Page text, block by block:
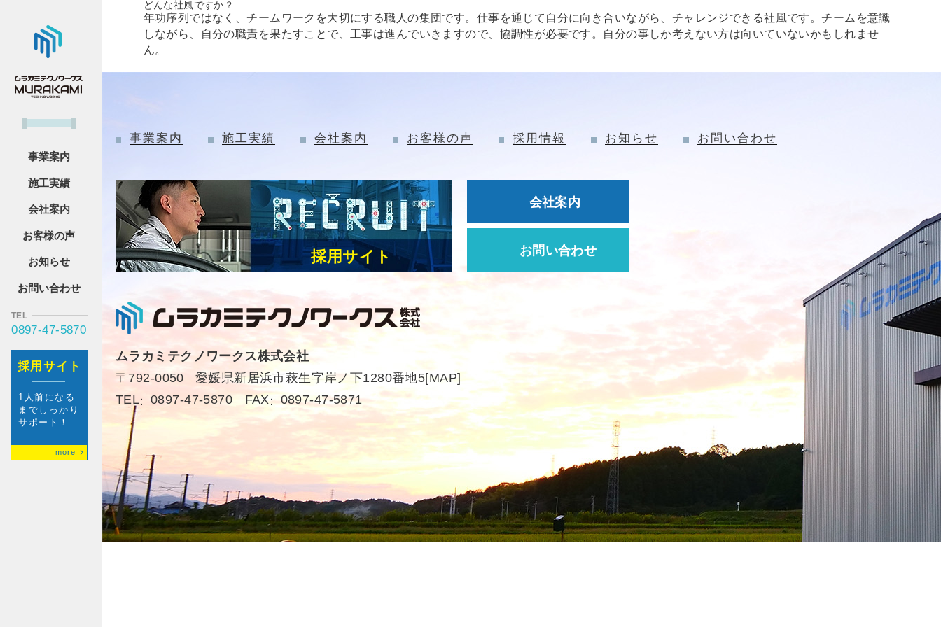
事業案内
施工実績
会社案内
お客様の声
お知らせ
お問い合わせ
TEL
0897-47-5870
採用サイト
1人前になる
までしっかり
サポート！
more
どんな社風ですか？
年功序列ではなく、チームワークを大切にする職人の集団です。仕事を通じて自分に向き合いながら、チャレンジできる社風です。チームを意識
しながら、自分の職責を果たすことで、工事は進んでいきますので、協調性が必要です。自分の事しか考えない方は向いていないかもしれませ
ん。
事業案内 施工実績 会社案内 お客様の声 採用情報 お知らせ お問い合わせ
採用サイト
会社案内
お問い合わせ
ムラカミテクノワークス株式会社
〒792-0050
愛媛県新居浜市萩生字岸ノ下1280番地5[MAP]
TEL
0897-47-5870 FAX 0897-47-5871